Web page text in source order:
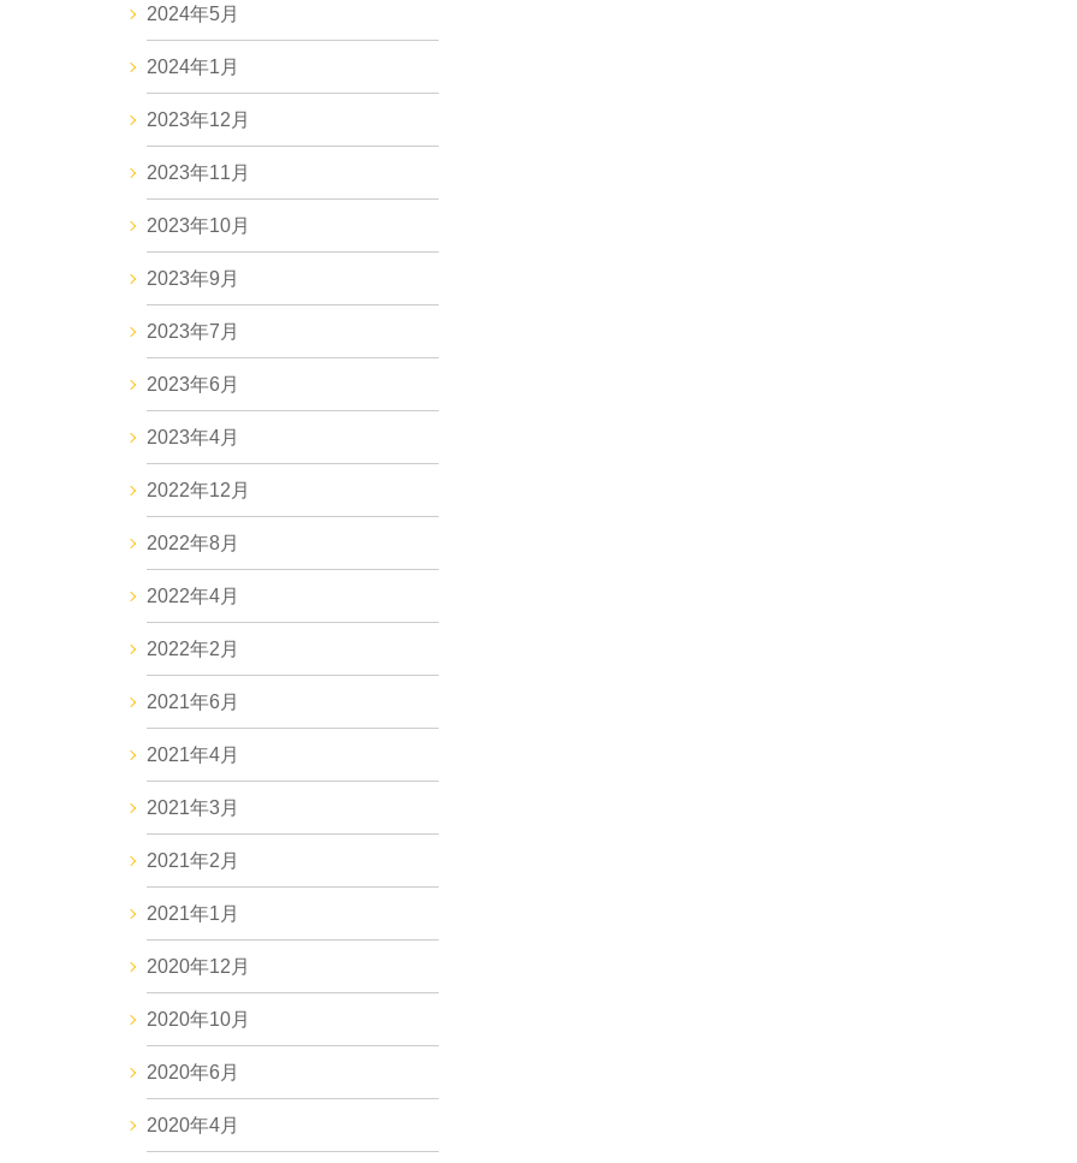
2024年5月
2024年1月
2023年12月
2023年11月
2023年10月
2023年9月
2023年7月
2023年6月
2023年4月
2022年12月
2022年8月
2022年4月
2022年2月
2021年6月
2021年4月
2021年3月
2021年2月
2021年1月
2020年12月
2020年10月
2020年6月
2020年4月